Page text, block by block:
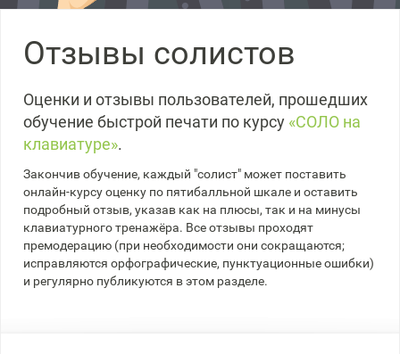
Отзывы солистов
Оценки и отзывы пользователей, прошедших
обучение быстрой печати по курсу «СОЛО на
клавиатуре».
Закончив обучение, каждый "солист" может поставить
онлайн-курсу оценку по пятибалльной шкале и оставить
подробный отзыв, указав как на плюсы, так и на минусы
клавиатурного тренажёра. Все отзывы проходят
премодерацию (при необходимости они сокращаются;
исправляются орфографические, пунктуационные ошибки)
и регулярно публикуются в этом разделе.